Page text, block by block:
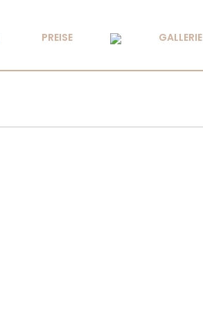
PREISE GALLERIE